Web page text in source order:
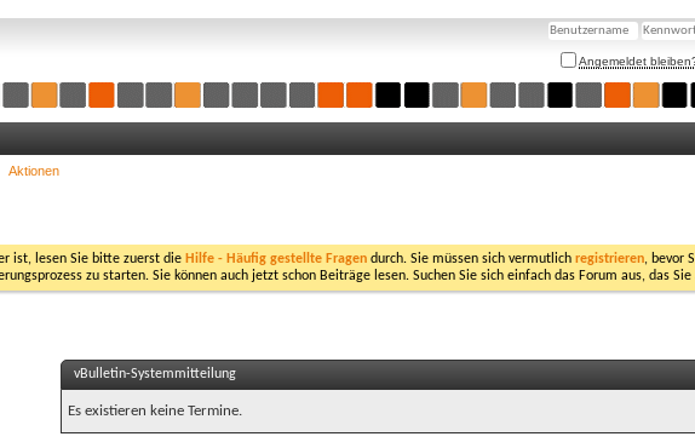
Angemeldet
Aktionen
ist, lesen Sie bitte zuerst die Hilfe - Häufig gestellte Fragen durch. Sie müssen sich vermutlich registrieren, bevor
zu starten. Sie können auch jetzt schon Beiträge lesen. Suchen Sie sich einfach das Forum aus, das
vBulletin-Systemmitteilung
Es existieren keine Termine.